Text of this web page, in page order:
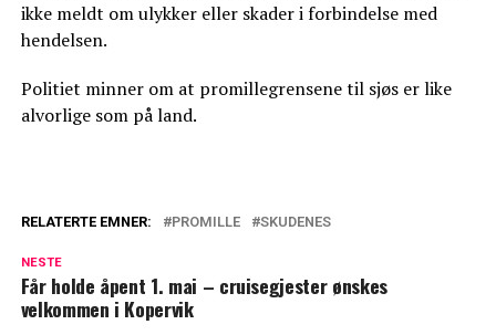
ikke meldt om ulykker eller skader i forbindelse med
hendelsen.
Politiet minner om at promillegrensene til sjøs er like
alvorlige som på land.
RELATERTE EMNER: PROMILLE SKUDENES
NESTE
Får holde åpent 1. mai – cruisegjester ønskes
velkommen i Kopervik